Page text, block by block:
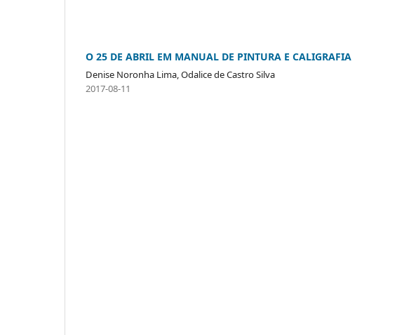
O 25 DE ABRIL EM MANUAL DE PINTURA E CALIGRAFIA
Denise Noronha Lima, Odalice de Castro Silva
2017-08-11